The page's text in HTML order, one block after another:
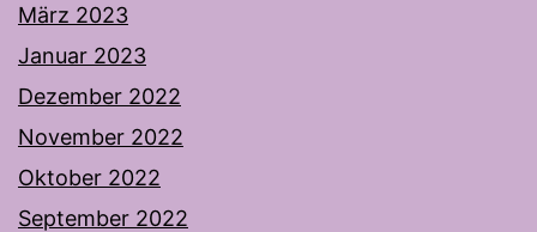
März 2023
Januar 2023
Dezember 2022
November 2022
Oktober 2022
September 2022